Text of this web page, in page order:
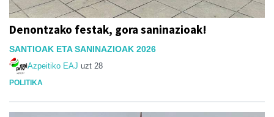
Denontzako festak, gora saninazioak!
SANTIOAK ETA SANINAZIOAK 2026
Azpeitiko EAJ uzt 28
POLITIKA